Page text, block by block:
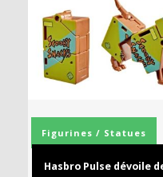
Figurines / Statues
Hasbro Pulse dévoile